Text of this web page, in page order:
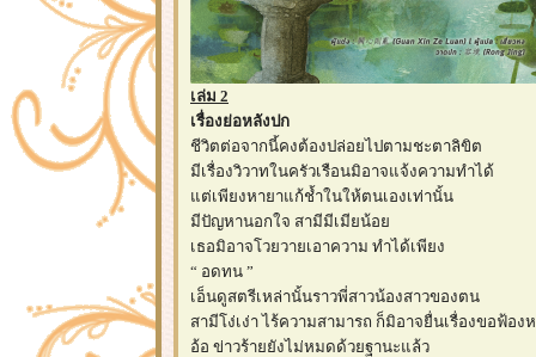
เล่ม 2
เรื่องย่อหลังปก
ชีวิตต่อจากนี้คงต้องปล่อยไปตามชะตาลิขิต
มีเรื่องวิวาทในครัวเรือนมิอาจแจ้งความทำได้
ต่เพียงหายาแก้ช้ำในให้ตนเองเท่านั้น
มีปัญหานอกใจ สามีมีเมียน้อ
เธอมิอาจโวยวายเอาความ ทำได้เพียง
“ อดทน ”
เอ็นดูสตรีเหล่านั้นราวพี่สาวน้องสาวของตน
สามีโง่เง่า ไร้ความสามารถ ก็มิอาจยื่นเรื่องขอฟ้อง
อ้อ ข่าวร้ายยังไม่หมดด้วยฐานะแล้ว